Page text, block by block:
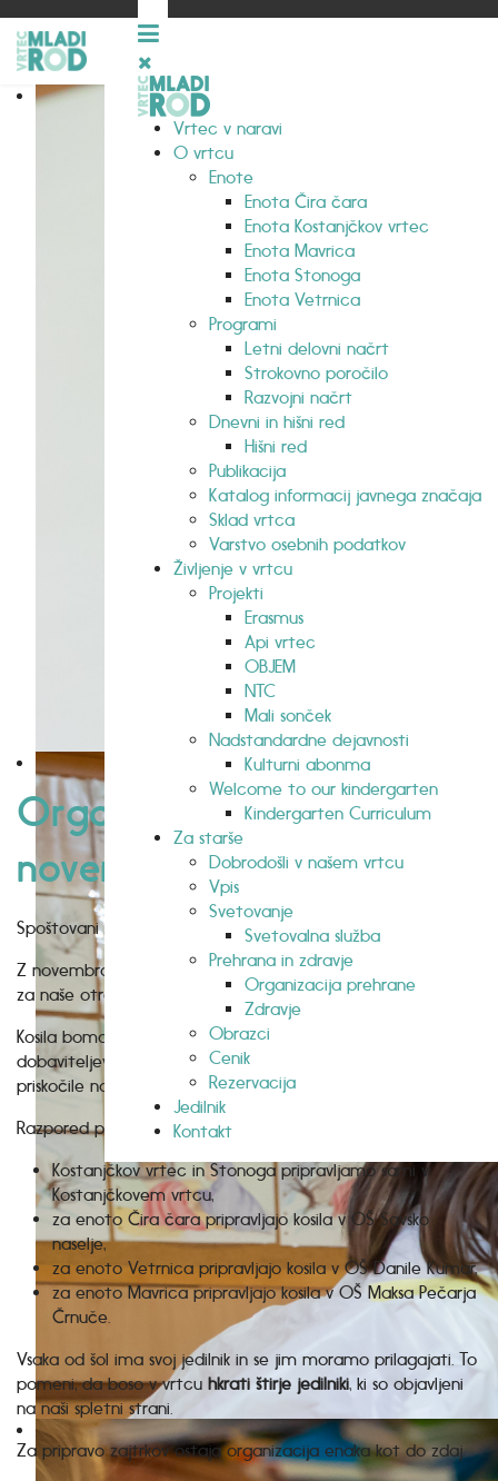
Vrtec v naravi
O vrtcu
Enote
Enota Čira čara
Enota Kostanjčkov vrtec
Enota Mavrica
Enota Stonoga
Enota Vetrnica
Programi
Letni delovni načrt
Strokovno poročilo
Razvojni načrt
Dnevni in hišni red
Hišni red
Publikacija
Katalog informacij javnega značaja
Sklad vrtca
Varstvo osebnih podatkov
Življenje v vrtcu
Projekti
Erasmus
Api vrtec
OBJEM
NTC
Mali sonček
Nadstandardne dejavnosti
Kulturni abonma
Welcome to our kindergarten
Kindergarten Curriculum
Za starše
Dobrodošli v našem vrtcu
Vpis
Svetovanje
Svetovalna služba
Prehrana in zdravje
Organizacija prehrane
Zdravje
Obrazci
Cenik
Rezervacija
Jedilnik
Kontakt
Organizacija prehrane v
novembru
Spoštovani starši.
Z novembrom prehajamo na novo začasno organizacijo kosil
za naše otroke.
Kosila bomo deloma pripravljali s pomočjo zunanjih
dobaviteljev – osnovnih šol, katerim smo hvaležni, da so nam
priskočile na pomoč.
Razpored priprave kosil po enotah je sledeč:
Kostanjčkov vrtec in Stonoga pripravljamo sami v
Kostanjčkovem vrtcu,
za enoto Čira čara pripravljajo kosila v OŠ Savsko
naselje,
za enoto Vetrnica pripravljajo kosila v OŠ Danile Kumar,
za enoto Mavrica pripravljajo kosila v OŠ Maksa Pečarja
Črnuče.
Vsaka od šol ima svoj jedilnik in se jim moramo prilagajati. To
pomeni, da boso v vrtcu hkrati štirje jedilniki, ki so objavljeni
na naši spletni strani.
Za pripravo zajtrkov ostaja organizacija enaka kot do zdaj.